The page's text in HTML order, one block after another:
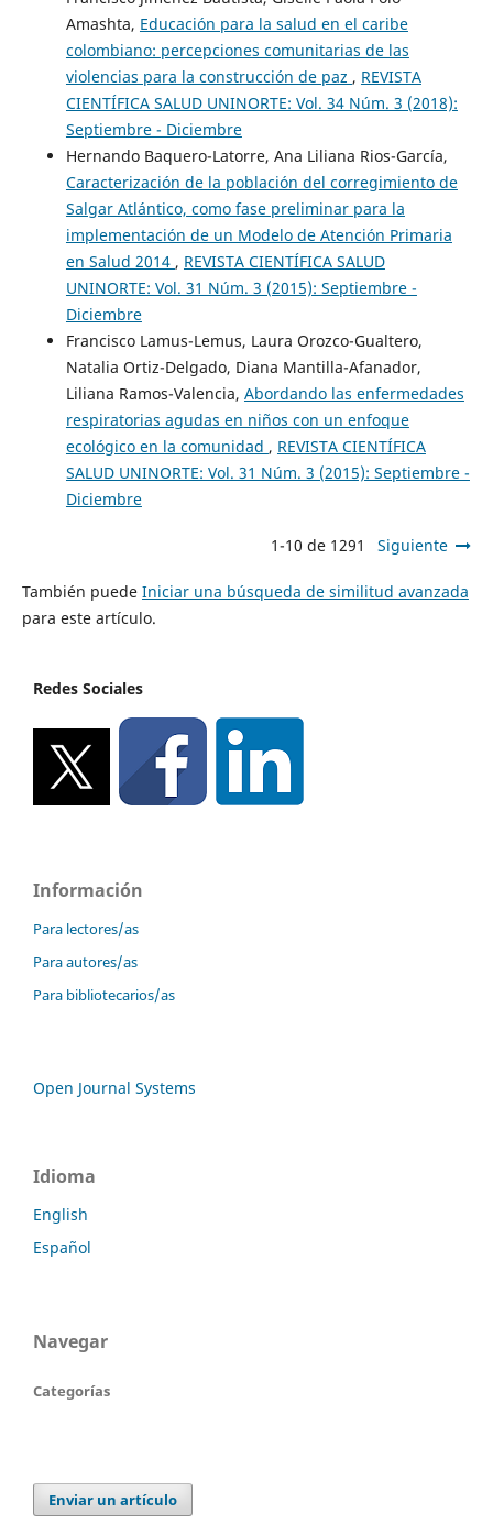
Amashta, Educación para la salud en el caribe
colombiano: percepciones comunitarias de las
violencias para la construcción de paz , REVISTA
CIENTÍFICA SALUD UNINORTE: Vol. 34 Núm. 3 (2018):
Septiembre - Diciembre
Hernando Baquero-Latorre, Ana Liliana Rios-García,
Caracterización de la población del corregimiento de
Salgar Atlántico, como fase preliminar para la
implementación de un Modelo de Atención Primaria
en Salud 2014 , REVISTA CIENTÍFICA SALUD
UNINORTE: Vol. 31 Núm. 3 (2015): Septiembre -
Diciembre
Francisco Lamus-Lemus, Laura Orozco-Gualtero,
Natalia Ortiz-Delgado, Diana Mantilla-Afanador,
Liliana Ramos-Valencia, Abordando las enfermedades
respiratorias agudas en niños con un enfoque
ecológico en la comunidad , REVISTA CIENTÍFICA
SALUD UNINORTE: Vol. 31 Núm. 3 (2015): Septiembre -
Diciembre
1-10 de 1291 Siguiente
También puede Iniciar una búsqueda de similitud avanzada
para este artículo.
Redes Sociales
Información
Para lectores/as
Para autores/as
Para bibliotecarios/as
Open Journal Systems
Idioma
English
Español
Navegar
Categorías
Enviar un artículo